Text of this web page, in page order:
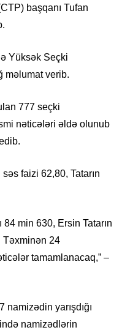
başqanı Tufan
Yüksək Seçki
məlumat verib.
777 seçki
nəticələri əldə olunub
faizi 62,80, Tatarın
84 min 630, Ersin Tatarın
Təxminən 24
tamamlanacaq,” –
yarışdığı
namizədlərin